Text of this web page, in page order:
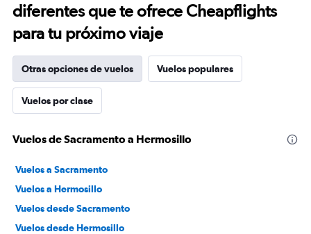
diferentes que te ofrece Cheapflights
para tu próximo viaje
Otras opciones de vuelos Vuelos populares
Vuelos por clase
Vuelos de Sacramento a Hermosillo
Vuelos a Sacramento
Vuelos a Hermosillo
Vuelos desde Sacramento
Vuelos desde Hermosillo